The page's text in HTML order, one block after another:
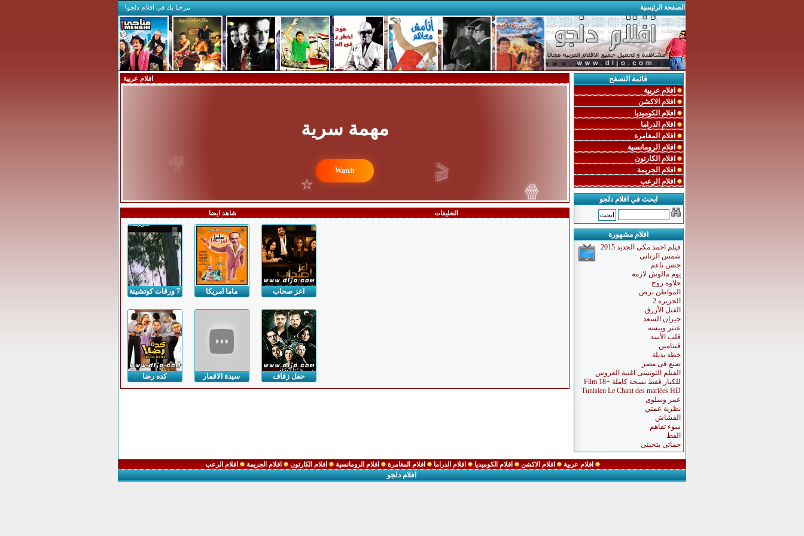
مرحبا بك في افلام دلجو! الصفحة الرئيسية
قائمة التصفح
افلام عربية
افلام الاكشن
افلام الكوميديا
افلام الدراما
افلام المغامرة
افلام الرومانسية
افلام الكارتون
افلام الجريمة
افلام الرعب
ابحث في افلام دلجو
افلام مشهورة
فيلم احمد مكى الجديد 2015
شمس الزناتى
جنس ناعم
يوم مالوش لازمة
حلاوة روح
المواطن برص
الجزيره 2
الفيل الأزرق
جيران السعد
عنتر وبيسه
قلب الأسد
فيتامين
خطة بديلة
صنع فى مصر
الفيلم التونسى اغنية العروس
للكبار فقط نسخة كاملة +18 Film
Tunisien Le Chant des mariées HD
عمر وسلوى
نظرية عمتي
القشاش
سوء تفاهم
القط
حماتى بتحبنى
افلام عربية
مهمة سرية
Watch
⭐
🎬
🍿
التعليقات شاهد ايضا
اعز صحاب ماما امريكا 7 ورقات كوتشينة
حفل زفاف
سيدة الاقمار
كده رضا
افلام عربية افلام الاكشن افلام الكوميديا افلام الدراما افلام المغامرة افلام الرومانسية افلام الكارتون افلام الجريمة افلام الرعب
افلام دلجو